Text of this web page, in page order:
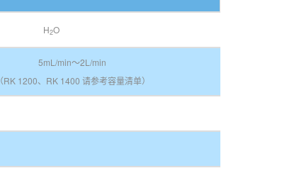
H2O
5mL/min～2L/min
（RK 1200、RK 1400 请参考容量清单）